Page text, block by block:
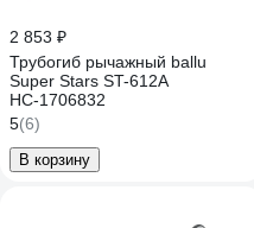
2 853 ₽
Трубогиб рычажный ballu
Super Stars ST-612A
НС-1706832
5(6)
В корзину